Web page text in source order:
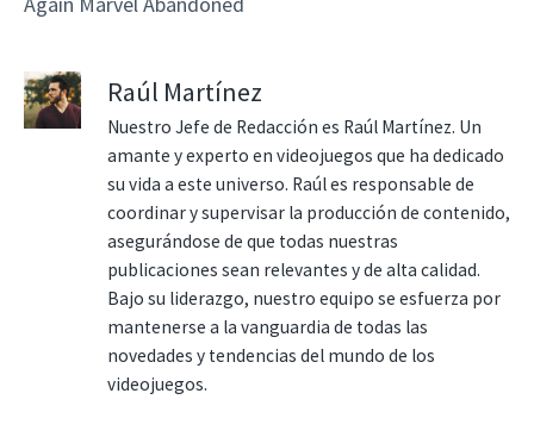
Raúl Martínez
Nuestro Jefe de Redacción es Raúl Martínez. Un
amante y experto en videojuegos que ha dedicado
su vida a este universo. Raúl es responsable de
coordinar y supervisar la producción de contenido,
asegurándose de que todas nuestras
publicaciones sean relevantes y de alta calidad.
Bajo su liderazgo, nuestro equipo se esfuerza por
mantenerse a la vanguardia de todas las
novedades y tendencias del mundo de los
videojuegos.